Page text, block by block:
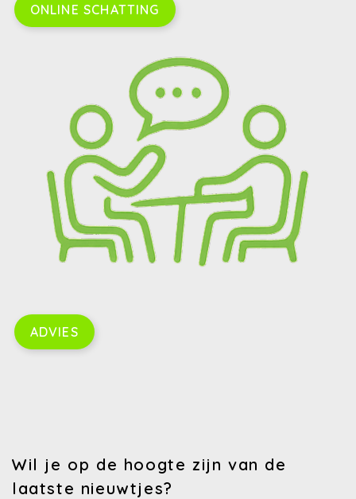
ONLINE SCHATTING
ADVIES
Wil je op de hoogte zijn van de
laatste nieuwtjes?